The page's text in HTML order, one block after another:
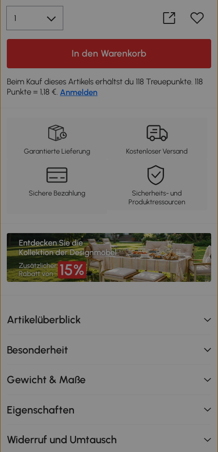
In den Warenkorb
Beim Kauf dieses Artikels erhältst du 118 Treuepunkte. 118
Punkte = 1,18 €. Anmelden
Garantierte Lieferung Kostenloser Versand
Sichere Bezahlung
Sicherheits- und
Produktressourcen
Artikelüberblick
Besonderheit
Gewicht & Maße
Eigenschaften
Widerruf und Umtausch